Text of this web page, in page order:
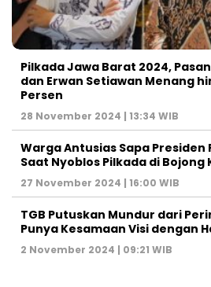
Pilkada Jawa Barat 2024,
dan Erwan Setiawan Menang
Persen
28 November 2024 | 13:34 WIB
Warga Antusias Sapa Presiden
Saat Nyoblos Pilkada di Bojong
27 November 2024 | 16:00 WIB
TGB Putuskan Mundur dari
Punya Kesamaan Visi dengan
2 November 2024 | 09:21 WIB